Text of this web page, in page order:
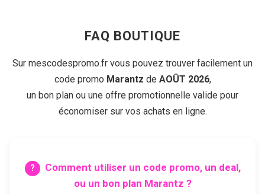
FAQ BOUTIQUE
Sur mescodespromo.fr vous pouvez trouver facilement un
code promo Marantz de AOÛT 2026,
un bon plan ou une offre promotionnelle valide pour
économiser sur vos achats en ligne.
Comment utiliser un code promo, un deal,
ou un bon plan Marantz ?